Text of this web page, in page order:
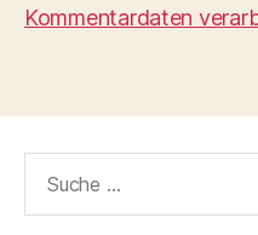
Kommentardaten
nach: